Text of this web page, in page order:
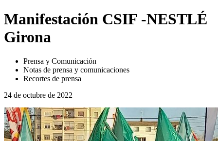
Manifestación CSIF -NESTLÉ
Girona
Prensa y Comunicación
Notas de prensa y comunicaciones
Recortes de prensa
24 de octubre de 2022